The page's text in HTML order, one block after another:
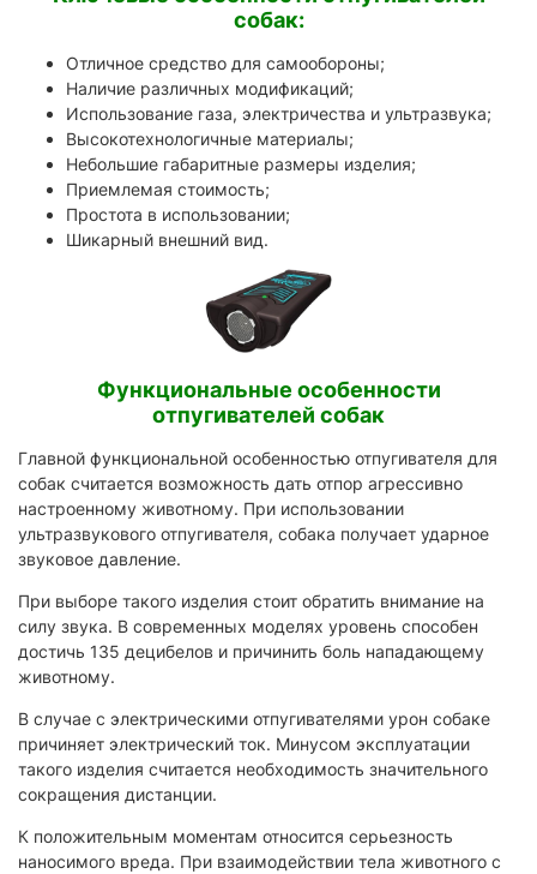
собак:
Отличное средство для самообороны;
Наличие различных модификаций;
Использование газа, электричества и ультразвука;
Высокотехнологичные материалы;
Небольшие габаритные размеры изделия;
Приемлемая стоимость;
Простота в использовании;
Шикарный внешний вид.
Функциональные особенности
отпугивателей собак
Главной функциональной особенностью отпугивателя для
собак считается возможность дать отпор агрессивно
настроенному животному. При использовании
ультразвукового отпугивателя, собака получает ударное
звуковое давление.
При выборе такого изделия стоит обратить внимание на
силу звука. В современных моделях уровень способен
достичь 135 децибелов и причинить боль нападающему
животному.
В случае с электрическими отпугивателями урон собаке
причиняет электрический ток. Минусом эксплуатации
такого изделия считается необходимость значительного
сокращения дистанции.
К положительным моментам относится серьезность
наносимого вреда. При взаимодействии тела животного с